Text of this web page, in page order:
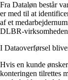
Fra Dataløn består
er med til at
af et
DLBR-
I Dataoverførsel
Hvis en kunde
konteringen tilrettes